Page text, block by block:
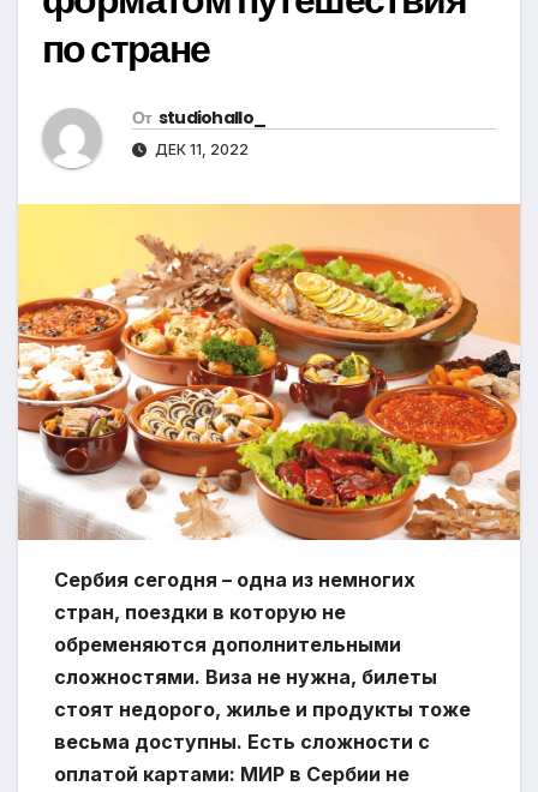
по стране
От studiohallo_
ДЕК 11, 2022
Сербия сегодня – одна из немногих
стран, поездки в которую не
обременяются дополнительными
сложностями. Виза не нужна, билеты
стоят недорого, жилье и продукты тоже
весьма доступны. Есть сложности с
оплатой картами: МИР в Сербии не